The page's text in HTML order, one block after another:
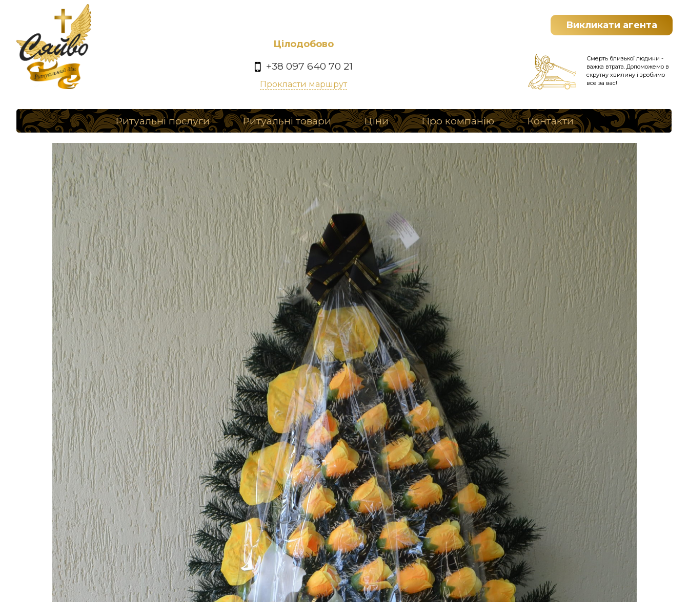
Викликати агента
Цілодобово
+38 097 640 70 21
Прокласти маршрут
Смерть близької людини -
важка втрата. Допоможемо в
скрутну хвилину і зробимо
все за вас!
Ритуальні послуги Ритуальні товари Ціни Про компанію Контакти